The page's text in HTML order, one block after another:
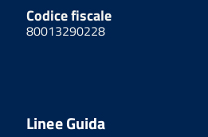
Codice fiscale
80013290228
Linee Guida